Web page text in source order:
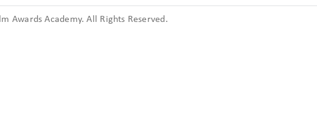
Awards Academy. All Rights Reserved.